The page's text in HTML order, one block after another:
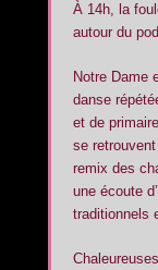
À 14h, la
autour du
Notre Dame
danse
et de
se
remix des
une écoute
traditionnels